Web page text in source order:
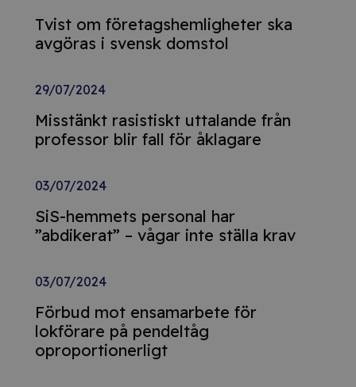
Tvist om företagshemligheter ska
avgöras i svensk domstol
29/07/2024
Misstänkt rasistiskt uttalande från
professor blir fall för åklagare
03/07/2024
SiS-hemmets personal har
”abdikerat” – vågar inte ställa krav
03/07/2024
Förbud mot ensamarbete för
lokförare på pendeltåg
oproportionerligt